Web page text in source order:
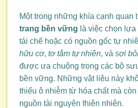
Một trong những khía cạnh quan
trang bền vững là việc chọn
tái chế hoặc có nguồn gốc tự
hữu cơ, tơ tằm tự nhiên, và sợi
được ưa chuộng trong các bộ
bền vững. Những vật liệu này
thiểu ô nhiễm từ hóa chất mà
nguồn tài nguyên thiên nhiên.